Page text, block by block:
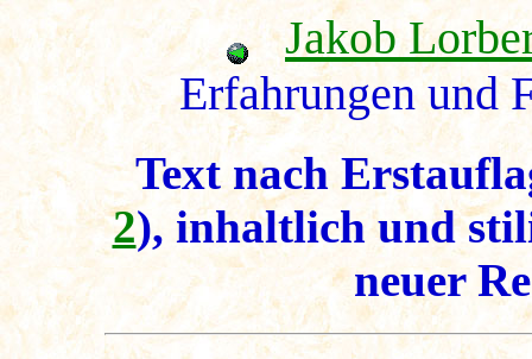
Jakob
Erfahrungen und
Text nach
2), inhaltlich und
neuer